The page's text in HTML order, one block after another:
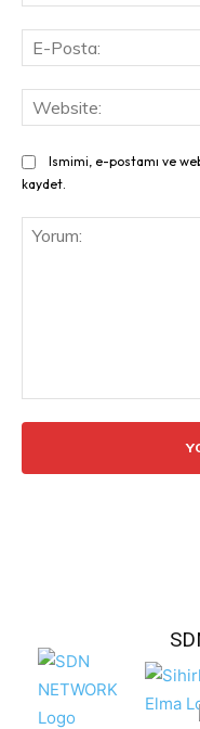
Ismimi, e-postamı ve
kaydet.